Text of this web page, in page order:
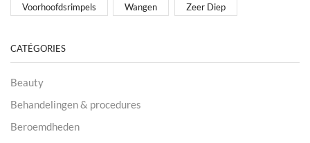
Voorhoofdsrimpels Wangen Zeer Diep
CATÉGORIES
Beauty
Behandelingen & procedures
Beroemdheden